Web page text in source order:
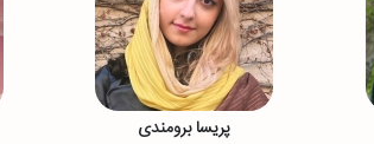
پریسا برومندی